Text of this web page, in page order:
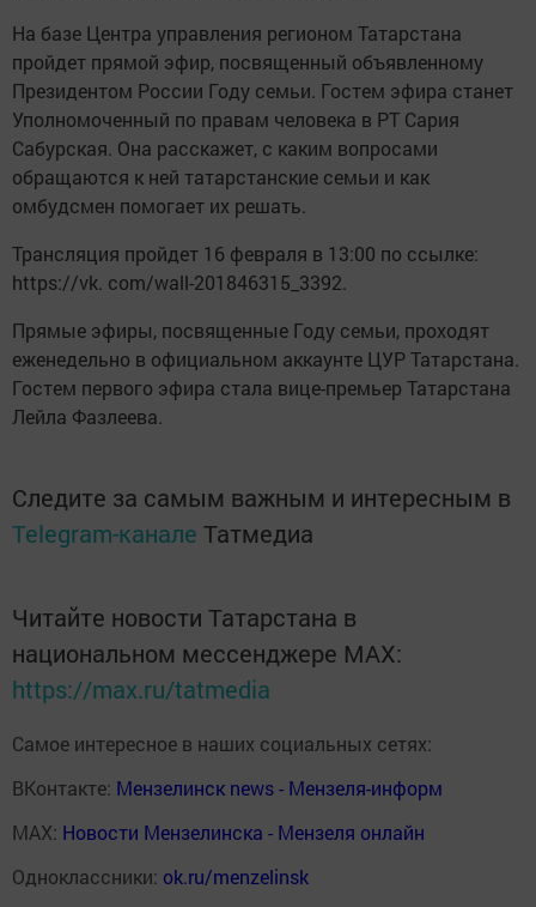
На базе Центра управления регионом Татарстана
пройдет прямой эфир, посвященный объявленному
Президентом России Году семьи. Гостем эфира станет
Уполномоченный по правам человека в РТ Сария
Сабурская. Она расскажет, с каким вопросами
обращаются к ней татарстанские семьи и как
омбудсмен помогает их решать.
Трансляция пройдет 16 февраля в 13:00 по ссылке:
https://vk. com/wall-201846315_3392.
Прямые эфиры, посвященные Году семьи, проходят
еженедельно в официальном аккаунте ЦУР Татарстана.
Гостем первого эфира стала вице-премьер Татарстана
Лейла Фазлеева.
Следите за самым важным и интересным в
Telegram-канале Татмедиа
Читайте новости Татарстана в
национальном мессенджере MАХ:
https://max.ru/tatmedia
Самое интересное в наших социальных сетях:
ВКонтакте: Мензелинск news - Мензеля-информ
MAX: Новости Мензелинска - Мензеля онлайн
Одноклассники: ok.ru/menzelinsk